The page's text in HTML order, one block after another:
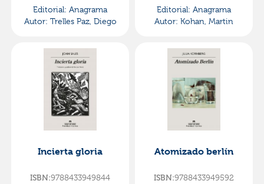
Editorial: Anagrama
Autor: Trelles Paz, Diego
Editorial: Anagrama
Autor: Kohan, Martin
Incierta gloria
ISBN:9788433949844
Atomizado berlín
ISBN:9788433949592